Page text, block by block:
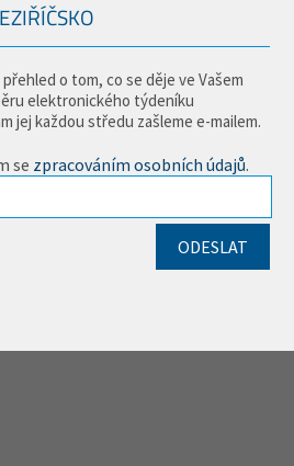
o tom, co se děje ve Vašem
elektronického týdeníku
jej každou středu zašleme e-mailem.
se zpracováním osobních údajů.